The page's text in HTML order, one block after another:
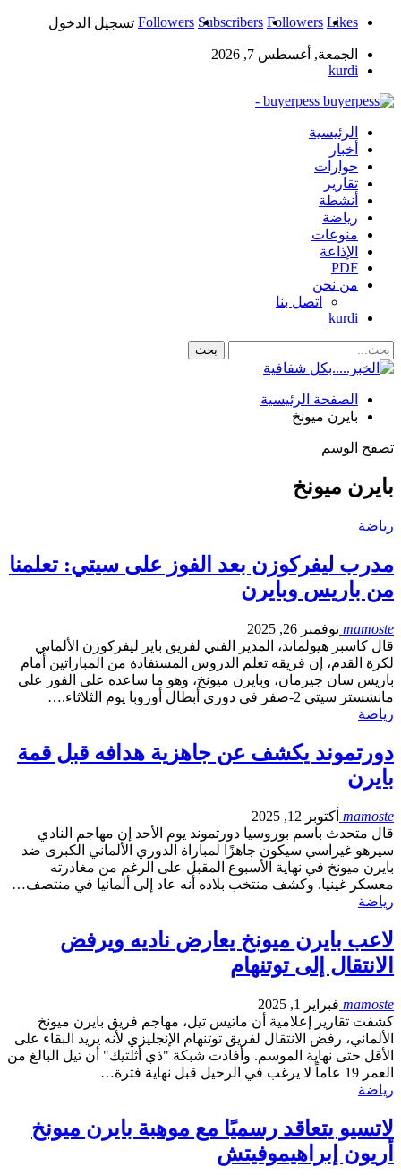
Likes
Followers
Subscribers
Followers تسجيل الدخول
الجمعة, أغسطس 7, 2026
kurdi
buyerpess -
الرئيسية
أخبار
حوارات
تقارير
أنشطة
رياضة
منوعات
الإذاعة
PDF
من نحن
اتصل بنا
kurdi
الصفحة الرئيسية
بايرن ميونخ
تصفح الوسم
بايرن ميونخ
رياضة
مدرب ليفركوزن بعد الفوز على سيتي: تعلمنا
من باريس وبايرن
mamoste نوفمبر 26, 2025
قال كاسبر هيولماند، المدير الفني لفريق باير ليفركوزن الألماني
لكرة القدم، إن فريقه تعلم الدروس المستفادة من المباراتين أمام
باريس سان جيرمان، وبايرن ميونخ، وهو ما ساعده على الفوز على
مانشستر سيتي 2-صفر في دوري أبطال أوروبا يوم الثلاثاء.…
رياضة
دورتموند يكشف عن جاهزية هدافه قبل قمة
بايرن
mamoste أكتوبر 12, 2025
قال متحدث باسم بوروسيا دورتموند يوم الأحد إن مهاجم النادي
سيرهو غيراسي سيكون جاهزًا لمباراة الدوري الألماني الكبرى ضد
بايرن ميونخ في نهاية الأسبوع المقبل على الرغم من مغادرته
معسكر غينيا. وكشف منتخب بلاده أنه عاد إلى ألمانيا في منتصف…
رياضة
لاعب بايرن ميونخ يعارض ناديه ويرفض
الانتقال إلى توتنهام
mamoste فبراير 1, 2025
كشفت تقارير إعلامية أن ماتيس تيل، مهاجم فريق بايرن ميونخ
الألماني، رفض الانتقال لفريق توتنهام الإنجليزي لأنه يريد البقاء على
الأقل حتى نهاية الموسم. وأفادت شبكة "ذي أثلتيك" أن تيل البالغ من
العمر 19 عاماً لا يرغب في الرحيل قبل نهاية فترة…
رياضة
لاتسيو يتعاقد رسميًا مع موهبة بايرن ميونخ
أريون إبراهيموفيتش